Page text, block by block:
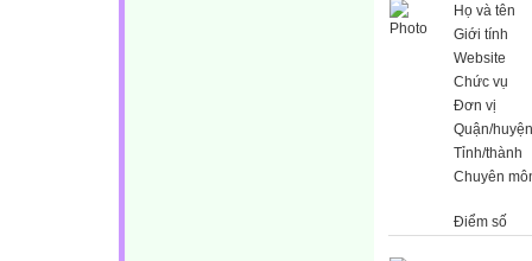
Họ và tên
Giới tính
Website
Chức vụ
Đơn vị
Quận/huyện
Tỉnh/thành
Chuyên
Điểm số